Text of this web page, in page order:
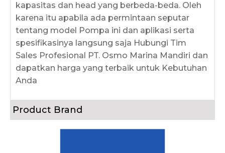
kapasitas dan head yang berbeda-beda. Oleh
karena itu apabila ada permintaan seputar
tentang model Pompa ini dan aplikasi serta
spesifikasinya langsung saja Hubungi Tim
Sales Profesional PT. Osmo Marina Mandiri dan
dapatkan harga yang terbaik untuk Kebutuhan
Anda
Product Brand